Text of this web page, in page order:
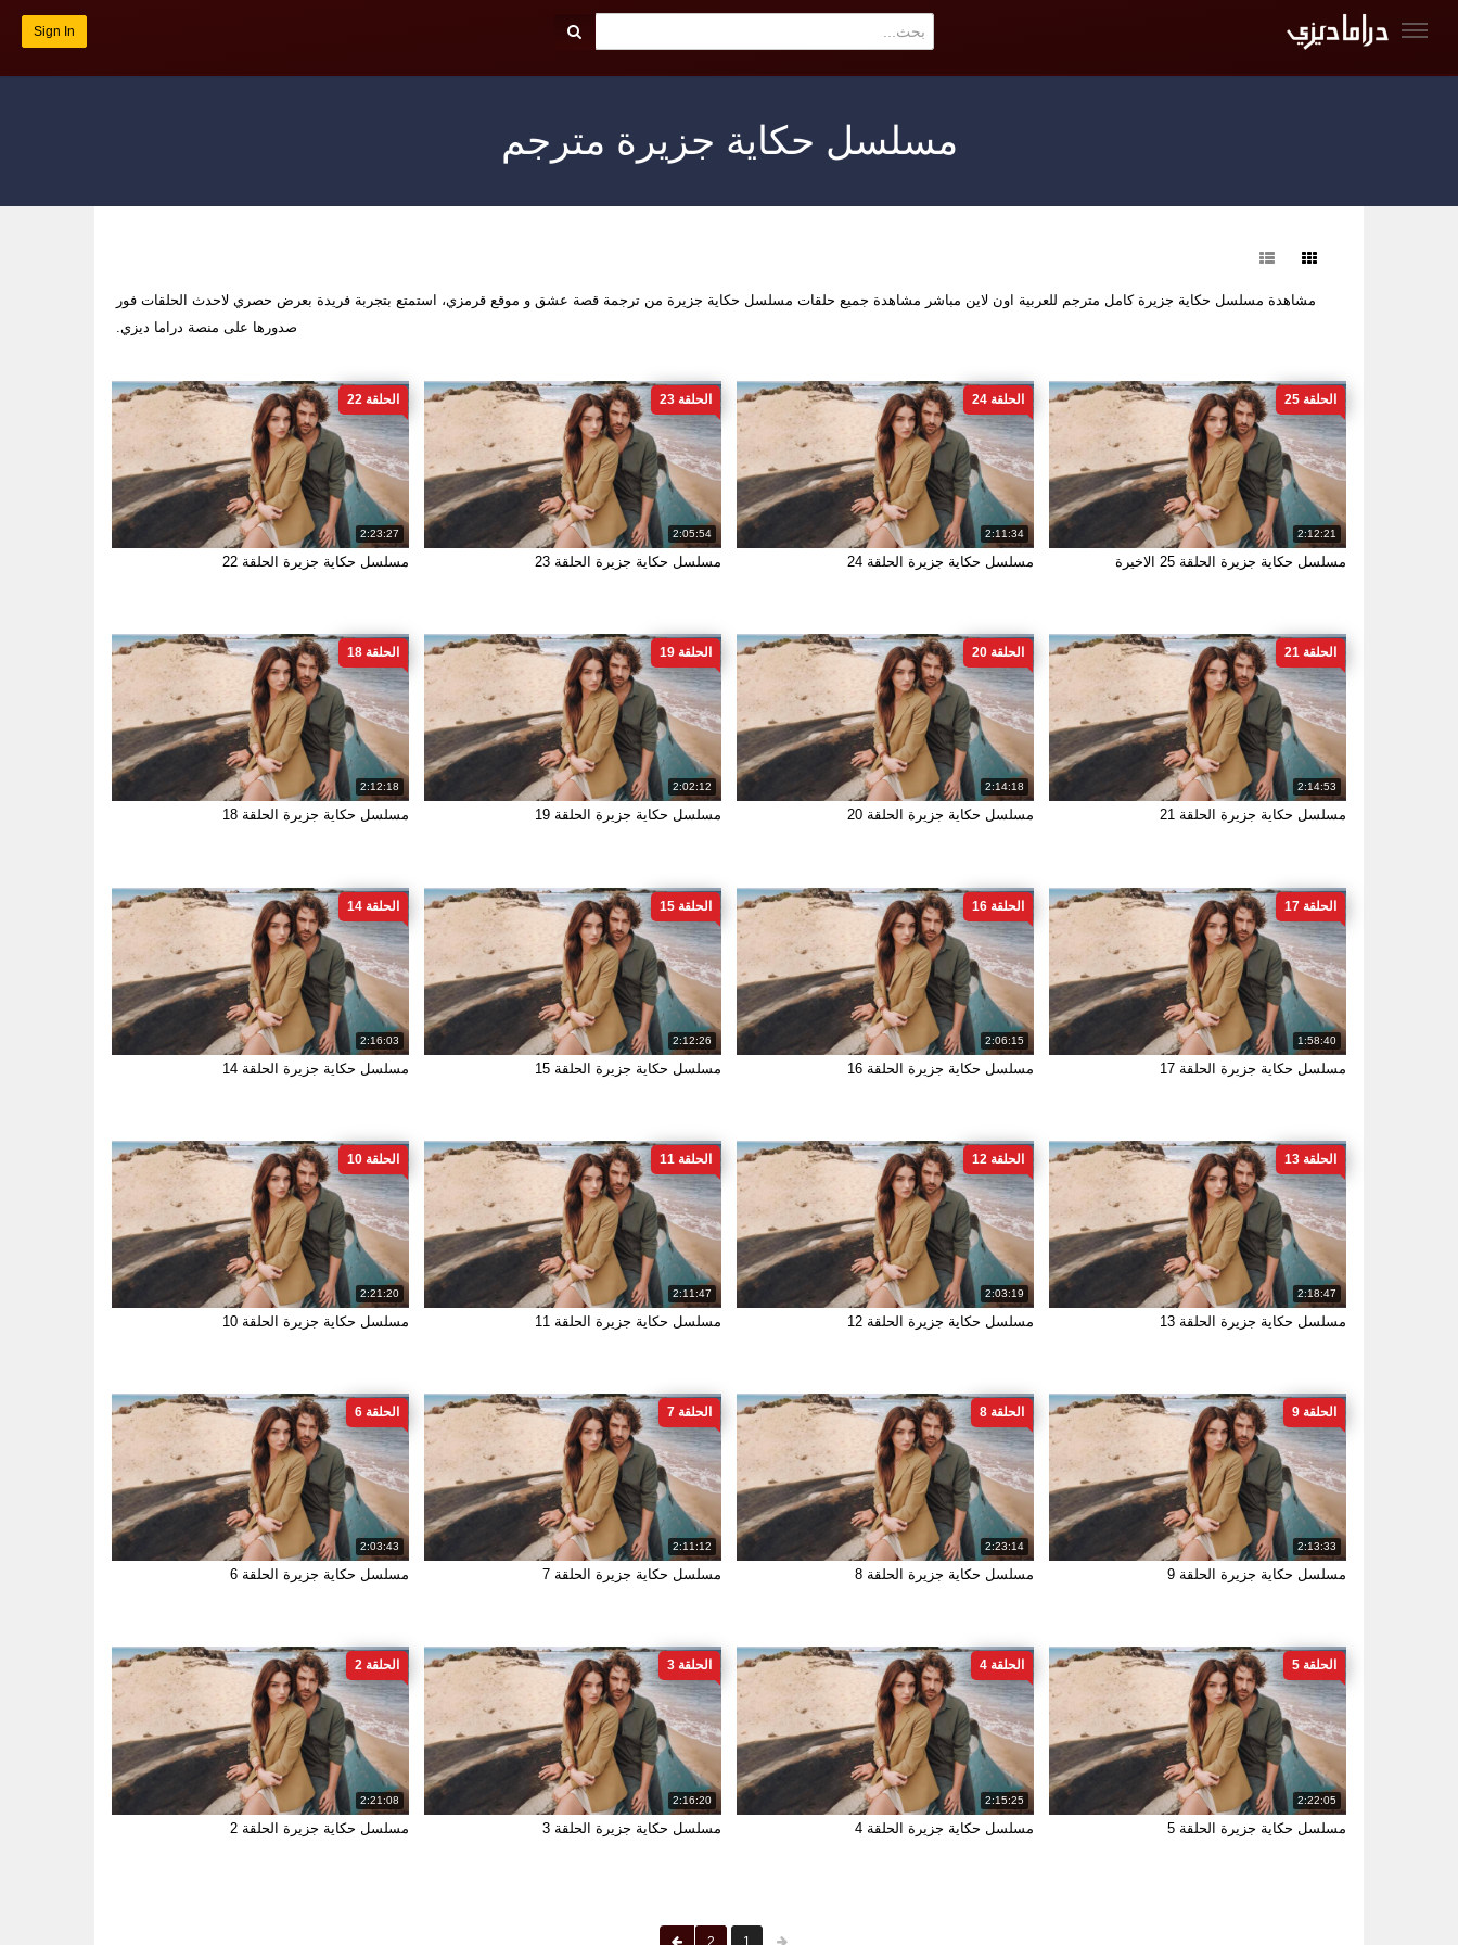
Sign In
مسلسل حكاية جزيرة مترجم
مشاهدة مسلسل حكاية جزيرة كامل مترجم للعربية اون لاين مباشر مشاهدة جميع حلقات مسلسل حكاية جزيرة من ترجمة قصة عشق و موقع قرمزي، استمتع بتجربة فريدة بعرض حصري لاحدث الحلقات فور
صدورها على منصة دراما ديزي.
2:12:21
الحلقة 25
مسلسل حكاية جزيرة الحلقة 25 الاخيرة
2:11:34
الحلقة 24
مسلسل حكاية جزيرة الحلقة 24
2:05:54
الحلقة 23
مسلسل حكاية جزيرة الحلقة 23
2:23:27
الحلقة 22
مسلسل حكاية جزيرة الحلقة 22
2:14:53
الحلقة 21
مسلسل حكاية جزيرة الحلقة 21
2:14:18
الحلقة 20
مسلسل حكاية جزيرة الحلقة 20
2:02:12
الحلقة 19
مسلسل حكاية جزيرة الحلقة 19
2:12:18
الحلقة 18
مسلسل حكاية جزيرة الحلقة 18
1:58:40
الحلقة 17
مسلسل حكاية جزيرة الحلقة 17
2:06:15
الحلقة 16
مسلسل حكاية جزيرة الحلقة 16
2:12:26
الحلقة 15
مسلسل حكاية جزيرة الحلقة 15
2:16:03
الحلقة 14
مسلسل حكاية جزيرة الحلقة 14
2:18:47
الحلقة 13
مسلسل حكاية جزيرة الحلقة 13
2:03:19
الحلقة 12
مسلسل حكاية جزيرة الحلقة 12
2:11:47
الحلقة 11
مسلسل حكاية جزيرة الحلقة 11
2:21:20
الحلقة 10
مسلسل حكاية جزيرة الحلقة 10
2:13:33
الحلقة 9
مسلسل حكاية جزيرة الحلقة 9
2:23:14
الحلقة 8
مسلسل حكاية جزيرة الحلقة 8
2:11:12
الحلقة 7
مسلسل حكاية جزيرة الحلقة 7
2:03:43
الحلقة 6
مسلسل حكاية جزيرة الحلقة 6
2:22:05
الحلقة 5
مسلسل حكاية جزيرة الحلقة 5
2:15:25
الحلقة 4
مسلسل حكاية جزيرة الحلقة 4
2:16:20
الحلقة 3
مسلسل حكاية جزيرة الحلقة 3
2:21:08
الحلقة 2
مسلسل حكاية جزيرة الحلقة 2
1
2